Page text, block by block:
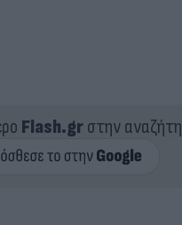
Flash.grστην